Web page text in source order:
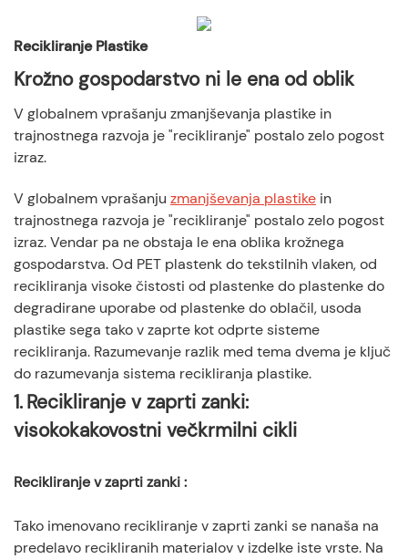
◆
1. Recikliranje v zaprti zanki: visokokakovostni
2. Recikliranje v odprti zanki: cikel "spreminjajoče se
tira", ki podaljšuje življenjsko dobo materialov
◆ 3. Razlike in realistični izzivi
5. Zakaj še vedno zasledovati zaprto zanko?
Recikliranje Plastike
Krožno gospodarstvo ni le ena od oblik
V globalnem vprašanju zmanjševanja plastike in
trajnostnega razvoja je "recikliranje" postalo zelo pogost
izraz.
V globalnem vprašanju zmanjševanja plastike in
trajnostnega razvoja je "recikliranje" postalo zelo pogost
izraz. Vendar pa ne obstaja le ena oblika krožnega
gospodarstva. Od PET plastenk do tekstilnih vlaken, od
recikliranja visoke čistosti od plastenke do plastenke do
degradirane uporabe od plastenke do oblačil, usoda
plastike sega tako v zaprte kot odprte sisteme
recikliranja. Razumevanje razlik med tema dvema je ključ
do razumevanja sistema recikliranja plastike.
1.Recikliranje v zaprti zanki:
visokokakovostni večkrmilni cikli
Recikliranje v zaprti zanki:
Tako imenovano recikliranje v zaprti zanki se nanaša na
predelavo recikliranih materialov v izdelke iste vrste. Na